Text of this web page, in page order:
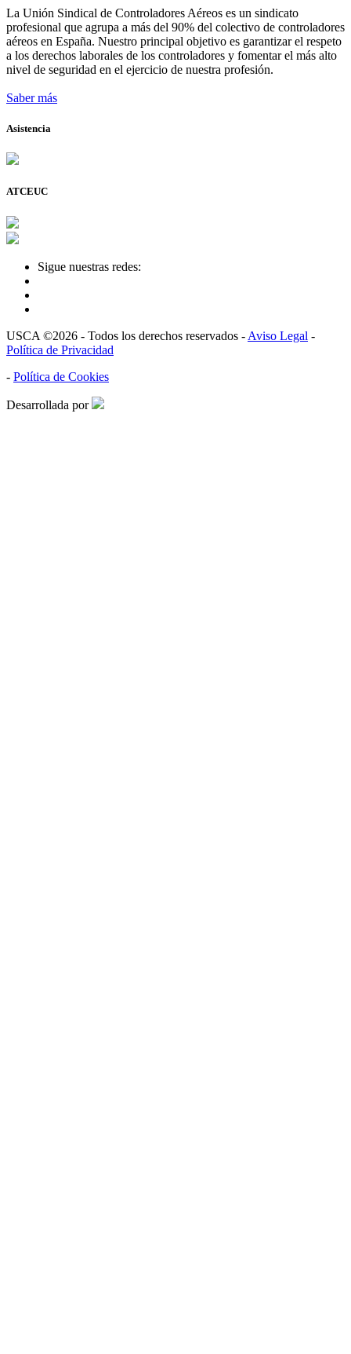
La Unión Sindical de Controladores Aéreos es un sindicato
profesional que agrupa a más del 90% del colectivo de controladores
aéreos en España. Nuestro principal objetivo es garantizar el respeto
a los derechos laborales de los controladores y fomentar el más alto
nivel de seguridad en el ejercicio de nuestra profesión.
Saber más
Asistencia
ATCEUC
Sigue nuestras redes:
USCA ©2026 - Todos los derechos reservados - Aviso Legal -
Política de Privacidad
- Política de Cookies
Desarrollada por